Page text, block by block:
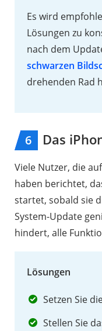
Es wird
Lösungen zu
nach dem
schwarzen
drehenden Rad
6 Das
Viele Nutzer, die
haben berichtet,
startet, sobald sie
System-Update
hindert, alle
Lösungen
Setzen Sie
Stellen Sie